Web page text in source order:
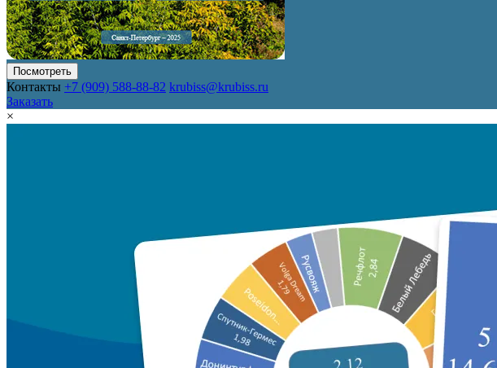
Посмотреть
Контакты +7 (909) 588-88-82 krubiss@krubiss.ru
Заказать
×